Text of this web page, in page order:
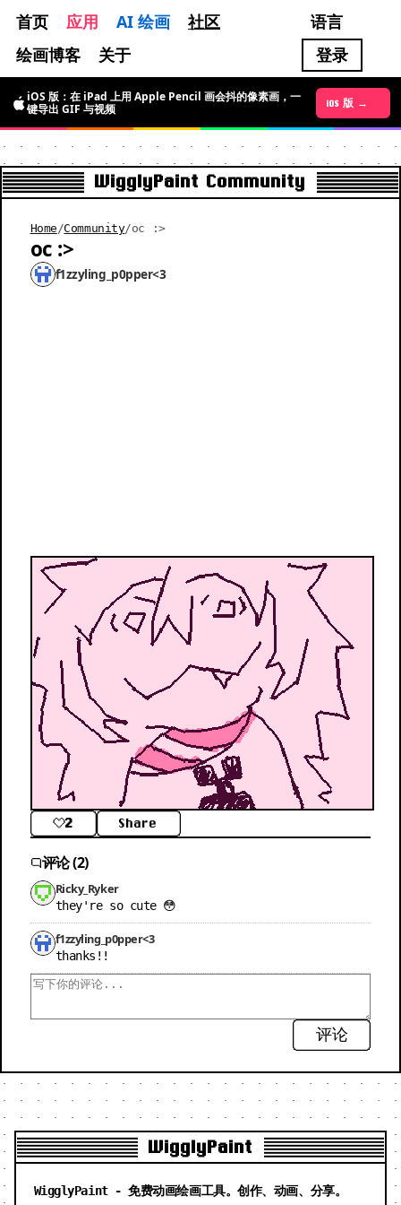
首页 应用 AI 绘画
社区
绘画博客
关于
语言
登录
Android 版 →
iOS 版：在 iPad 上用 Apple Pencil 画会抖的像素画，一
键导出 GIF 与视频
iOS 版 →
WigglyPaint Community
Home /Community/oc :>
oc :>
f1zzyling_p0pper<3
2 Share
评论 (2)
Ricky_Ryker
they're so cute 😳
f1zzyling_p0pper<3
thanks!!
评论
WigglyPaint
WigglyPaint - 免费动画绘画工具。创作、动画、分享。